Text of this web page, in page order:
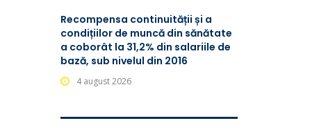
Recompensa continuității și a
condițiilor de muncă din sănătate
a coborât la 31,2% din salariile de
bază, sub nivelul din 2016
4 august 2026